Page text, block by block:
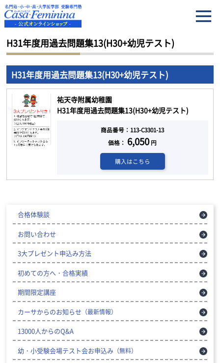
HOME H31年度用過去問題集13(H30+幼児テスト)
H31年度用過去問題集13(H30+幼児テスト)
H31年度用過去問題集13(H30+幼児テスト)
祐天寺附属幼稚園
H31年度用過去問題集13(H30+幼児テスト)
商品番号：113-C3301-13
価格： 6,050円
購入はこちら
合格体験談
お問い合わせ
3大プレゼント申込み方法
初めての方へ・合格実績
期間限定講座
カーサからのお知らせ （最新情報）
13000人からのQ&A
幼・小受験会場テスト会お申込み （無料）